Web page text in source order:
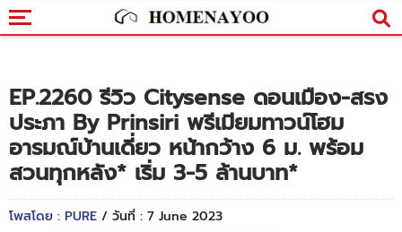
EP.2260 รีวิว Citysense ดอนเมือง-สรง
ประภา By Prinsiri พรีเมียมทาวน์โฮม
อารมณ์บ้านเดี่ยว หน้ากว้าง 6 ม. พร้อม
สวนทุกหลัง* เริ่ม 3-5 ล้านบาท*
โพสโดย : PURE / วันที่ : 7 June 2023